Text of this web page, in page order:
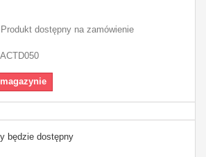
Produkt dostępny na zamówienie
ACTD050
będzie dostępny